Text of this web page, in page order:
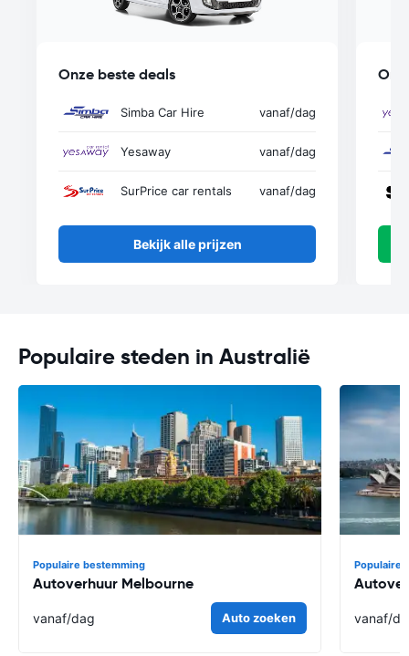
Onze beste deals
Simba Car Hire vanaf/dag
Yesaway vanaf/dag
SurPrice car rentals vanaf/dag
Bekijk alle prijzen
Populaire steden in Australië
Populaire bestemming
Autoverhuur Melbourne
vanaf/dag Auto zoeken
Populaire
vanaf/